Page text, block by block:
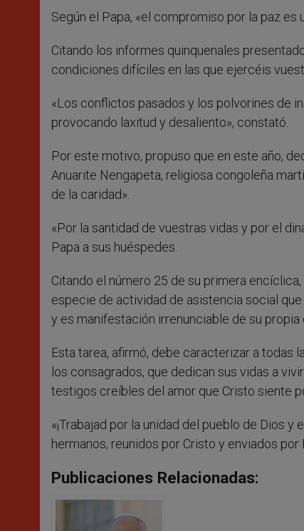
Según el Papa, «el compromiso por la paz
Citando los informes quinquenales
condiciones difíciles en las que ejercéis
«Los conflictos pasados y los polvorines de
provocando laxitud y desaliento», constató.
Por este motivo, propuso que en este año,
Anuarite Nengapeta, religiosa congoleña
de la caridad».
«Por la santidad de vuestras vidas y por el
Papa a sus huéspedes.
Citando el número 25 de su primera
especie de actividad de asistencia social
y es manifestación irrenunciable de su propia
Esta tarea, afirmó, debe caracterizar a todas
los consagrados, que dedican sus vidas a
testigos creíbles del amor que Cristo siente
«¡Trabajad por la unidad del pueblo de Dios
hermanos, reunidos por Cristo y enviados por
Publicaciones Relacionadas: